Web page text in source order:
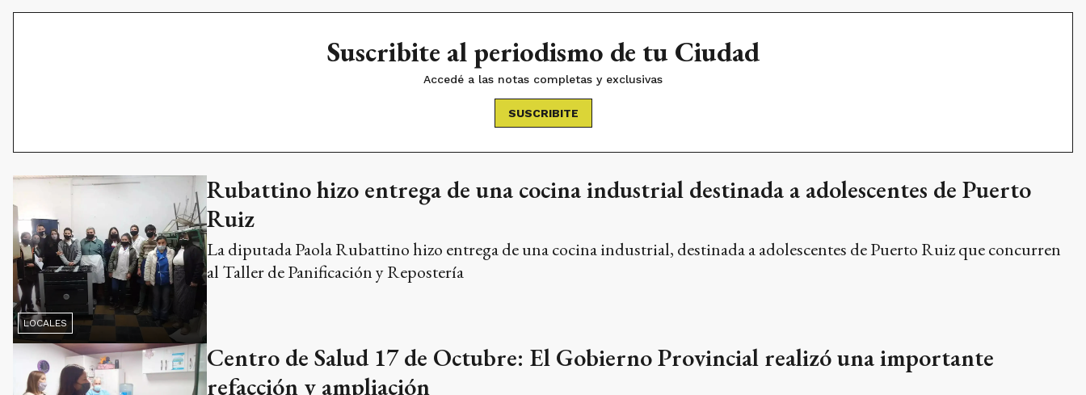
Suscribite al periodismo de tu Ciudad
Accedé a las notas completas y exclusivas
SUSCRIBITE
LOCALES
Rubattino hizo entrega de una cocina industrial destinada a adolescentes de Puerto
Ruiz
La diputada Paola Rubattino hizo entrega de una cocina industrial, destinada a adolescentes de Puerto Ruiz que concurren
al Taller de Panificación y Repostería
Centro de Salud 17 de Octubre: El Gobierno Provincial realizó una importante
refacción y ampliación